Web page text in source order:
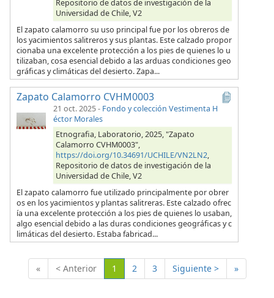
Repositorio de datos de investigación de la
Universidad de Chile, V2
El zapato calamorro su uso principal fue por los obreros de
los yacimientos salitreros y sus plantas. Este calzado propor
cionaba una excelente protección a los pies de quienes lo u
tilizaban, cosa esencial debido a las arduas condiciones geo
gráficas y climáticas del desierto. Zapa...
Zapato Calamorro CVHM0003
21 oct. 2025- Fondo y colección Vestimenta H
éctor Morales
Etnografia, Laboratorio, 2025, "Zapato
Calamorro CVHM0003",
https://doi.org/10.34691/UCHILE/VN2LN2,
Repositorio de datos de investigación de la
Universidad de Chile, V2
El zapato calamorro fue utilizado principalmente por obrer
os en los yacimientos y plantas salitreras. Este calzado ofrec
ía una excelente protección a los pies de quienes lo usaban,
algo esencial debido a las duras condiciones geográficas y c
limáticas del desierto. Estaba fabricad...
« < Anterior 1 (Actual)
2 3 Siguiente > »